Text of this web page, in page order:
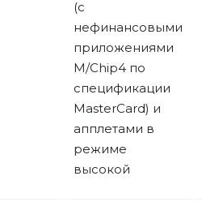
(с
нефинансовыми
приложениями
M/Chip4 по
спецификации
MasterCard) и
апплетами в
режиме
высокой